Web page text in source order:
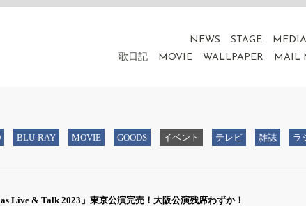
NEWS STAGE
MEDIA
歌日記
MOVIE WALLPAPER MAIL
BLU-RAY MOVIE GOODS イベント テレビ 雑誌
ラ
Live & Talk 2023」東京公演完売！大阪公演残席わずか！